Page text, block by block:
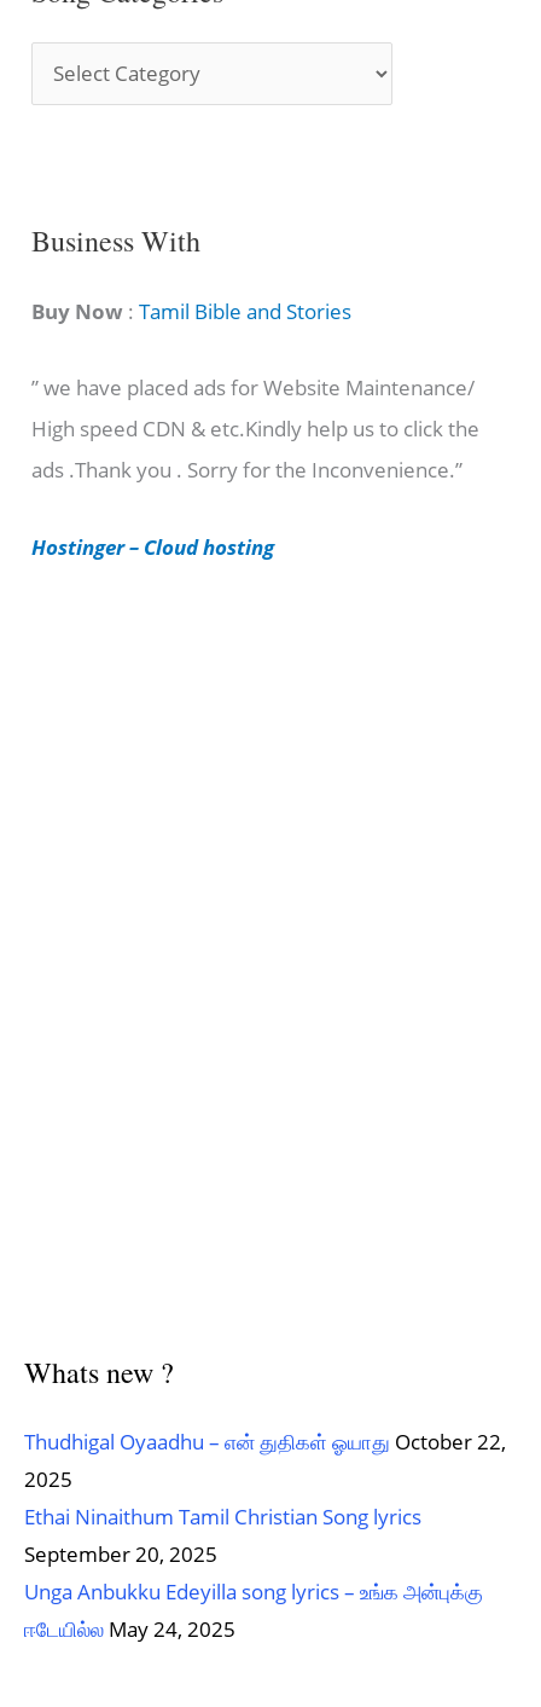
o
C
t
g
o
r
e
Business With
Buy Now :Tamil Bible and Stories
” we have placed ads for Website Maintenance/
High speed CDN & etc.Kindly help us to click the
ads .Thank you . Sorry for the Inconvenience.”
Hostinger – Cloud hosting
Whats new ?
Thudhigal Oyaadhu – என் துதிகள் ஓயாது October 22,
2025
Ethai Ninaithum Tamil Christian Song lyrics
September 20, 2025
Unga Anbukku Edeyilla song lyrics – உங்க அன்புக்கு
ஈடேயில்ல May 24, 2025